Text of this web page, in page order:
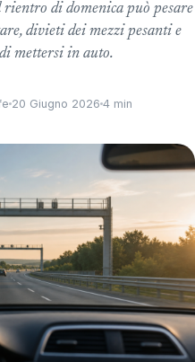
di domenica può pesare
divieti dei mezzi pesanti e
mettersi in auto.
20 Giugno 2026 4 min